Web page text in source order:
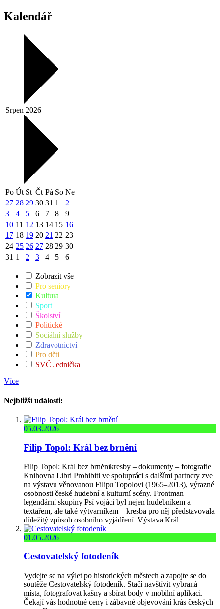
Kalendář
Srpen 2026
Po Út St Čt Pá So Ne
27 28 29 30 31 1
2
3
4 5 6 7 8
9
10 11 12 13 14 15 16
17 18 19 20 21 22 23
24 25 26 27 28 29 30
31 1 2 3 4 5 6
Zobrazit vše
Pro seniory
Kultura
Sport
Školství
Politické
Sociální služby
Zdravotnictví
Pro děti
SVČ Jednička
Více
Nejbližší události:
05.03.2026
Filip Topol: Král bez brnění
Filip Topol: Král bez brněníkresby – dokumenty – fotografie
Knihovna Libri Prohibiti ve spolupráci s dalšími partnery zve
na výstavu věnovanou Filipu Topolovi (1965–2013), výrazné
osobnosti české hudební a kulturní scény. Frontman
legendární skupiny Psí vojáci byl nejen hudebníkem a
textařem, ale také výtvarníkem – kresba pro něj představovala
důležitý způsob osobního vyjádření. Výstava Král…
01.05.2026
Cestovatelský fotodeník
Vydejte se na výlet po historických městech a zapojte se do
soutěže Cestovatelský fotodeník. Stačí navštívit vybraná
místa, fotografovat kašny a sbírat body v mobilní aplikaci.
Čekají vás hodnotné ceny i zábavné objevování krás českých